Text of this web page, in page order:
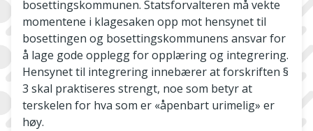
bosettingskommunen. Statsforvalteren må vekte
momentene i klagesaken opp mot hensynet til
bosettingen og bosettingskommunens ansvar for
å lage gode opplegg for opplæring og integrering.
Hensynet til integrering innebærer at forskriften §
3 skal praktiseres strengt, noe som betyr at
terskelen for hva som er «åpenbart urimelig» er
høy.